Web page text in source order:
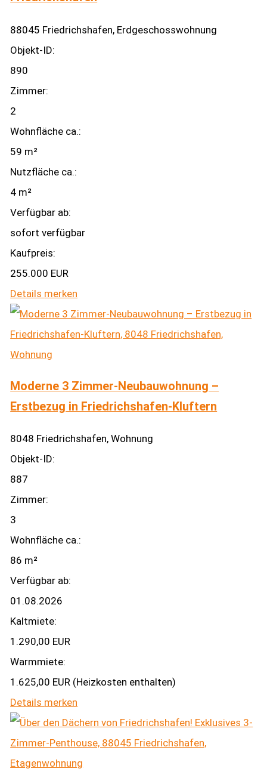
88045 Friedrichshafen, Erdgeschosswohnung
Objekt-ID:
890
Zimmer:
2
Wohnfläche ca.:
59 m²
Nutzfläche ca.:
4 m²
Verfügbar ab:
sofort verfügbar
Kaufpreis:
255.000 EUR
Details merken
Moderne 3 Zimmer-Neubauwohnung –
Erstbezug in Friedrichshafen-Kluftern
8048 Friedrichshafen, Wohnung
Objekt-ID:
887
Zimmer:
3
Wohnfläche ca.:
86 m²
Verfügbar ab:
01.08.2026
Kaltmiete:
1.290,00 EUR
Warmmiete:
1.625,00 EUR (Heizkosten enthalten)
Details merken